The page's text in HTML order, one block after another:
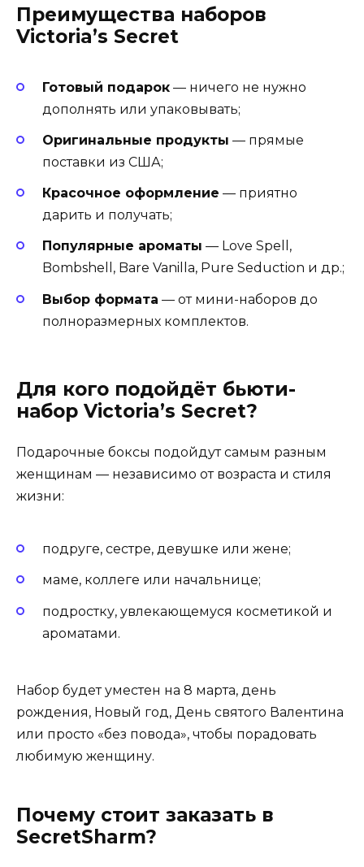
Преимущества наборов
Victoria’s Secret
Готовый подарок — ничего не нужно
дополнять или упаковывать;
Оригинальные продукты — прямые
поставки из США;
Красочное оформление — приятно
дарить и получать;
Популярные ароматы — Love Spell,
Bombshell, Bare Vanilla, Pure Seduction и др.;
Выбор формата — от мини-наборов до
полноразмерных комплектов.
Для кого подойдёт бьюти-
набор Victoria’s Secret?
Подарочные боксы подойдут самым разным
женщинам — независимо от возраста и стиля
жизни:
подруге, сестре, девушке или жене;
маме, коллеге или начальнице;
подростку, увлекающемуся косметикой и
ароматами.
Набор будет уместен на 8 марта, день
рождения, Новый год, День святого Валентина
или просто «без повода», чтобы порадовать
любимую женщину.
Почему стоит заказать в
SecretSharm?